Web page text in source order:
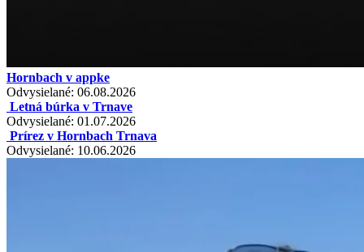
Hornbach v appke
Odvysielané: 06.08.2026
Letná búrka v Trnave
Odvysielané: 01.07.2026
Prírez v Hornbach Trnava
Odvysielané: 10.06.2026